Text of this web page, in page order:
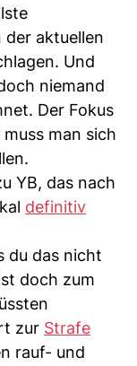
der aktuellen
Und
niemand
Der Fokus
man sich
YB, das nach
definitiv
du das nicht
doch zum
zur Strafe
rauf- und